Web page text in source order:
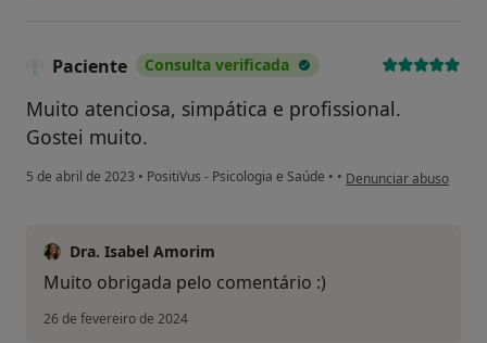
Paciente Consulta verificada
Muito atenciosa, simpática e profissional.
Gostei muito.
5 de abril de 2023 • PositiVus - Psicologia e Saúde • • na opinião do
Denunciar abuso
Dra. Isabel Amorim
Muito obrigada pelo comentário :)
26 de fevereiro de 2024